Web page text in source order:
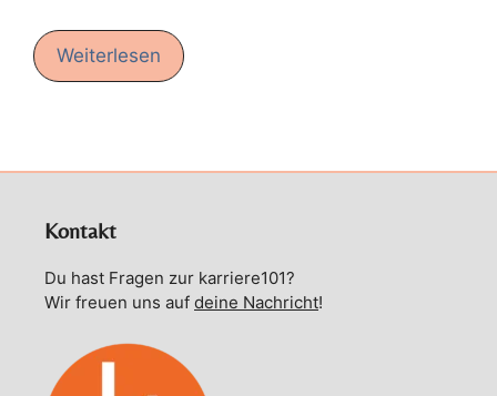
Weiterlesen
Kontakt
Du hast Fragen zur karriere101?
Wir freuen uns auf deine Nachricht!